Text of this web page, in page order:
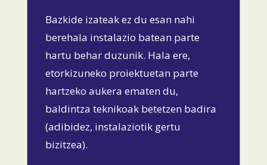
Bazkide izateak ez du esan nahi
berehala instalazio batean parte
hartu behar duzunik. Hala ere,
etorkizuneko proiektuetan parte
hartzeko aukera ematen du,
baldintza teknikoak betetzen badira
(adibidez, instalaziotik gertu
bizitzea).